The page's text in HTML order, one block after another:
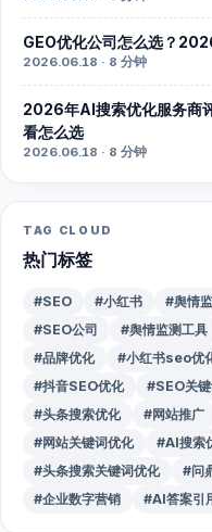
GEO优化公司怎么选？
2026.06.18 · 8 分钟
2026年AI搜索优化服务商
看怎么选
2026.06.18 · 8 分钟
TAG CLOUD
热门标签
#SEO #小红书 #舆情
#SEO公司
#舆情监测工具
#品牌优化
#小红书seo优
#抖音SEO优化
#SEO关
#头条搜索优化
#网站推广
#网站关键词优化
#AI搜索
#头条搜索关键词优化
#问
#企业数字营销
#AI答案引